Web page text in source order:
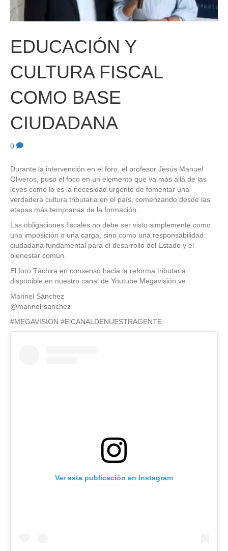
EDUCACIÓN Y
CULTURA FISCAL
COMO BASE
CIUDADANA
0
Durante la intervención en el foro, el profesor Jesús Manuel
Oliveros, puso el foco en un elemento que va más allá de las
leyes como lo es la necesidad urgente de fomentar una
verdadera cultura tributaria en el país, comenzando desde las
etapas más tempranas de la formación.
Las obligaciones fiscales no debe ser visto simplemente como
una imposición o una carga, sino como una responsabilidad
ciudadana fundamental para el desarrollo del Estado y el
bienestar común.
El foro Táchira en consenso hacia la reforma tributaria
disponible en nuestro canal de Youtube Megavisión.ve
Marinel Sánchez
@marinelrsanchez
#MEGAVISION #ElCANALDENUESTRAGENTE
Ver esta publicación en Instagram